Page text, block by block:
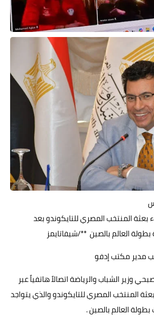
حوادث وقضايا
خدمات
الصحه والجمال
فن المطبخ
مقالات
بعثة المنتخب المصري للتايكوندو بعد
العالم بالصين **/شيفاتايمز
مدير مكتب إدفو
وزير الشباب والرياضة اتصالاً هاتفياً عبر
المنتخب المصري للتايكوندو والذي يتواجد
العالم بالصين .